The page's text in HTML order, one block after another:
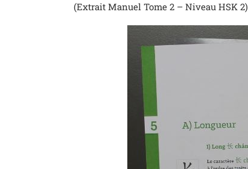
(Extrait Manuel Tome 2 – Niveau HSK 2)